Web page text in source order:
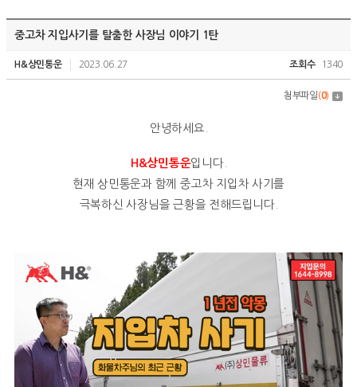
중고차 지입사기를 탈출한 사장님 이야기 1탄
H&상민통운 2023.06.27 조회수 1340
첨부파일(0)
안녕하세요.
H&상민통운입니다.
현재 상민통운과 함께 중고차 지입차 사기를
극복하신 사장님을 근황을 전해드립니다.